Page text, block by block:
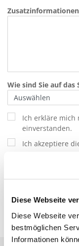
Diese Webseite
Diese Webseite
bestmöglichen
Informationen
Wie sind Sie auf
Ich erkläre mich
einverstanden.
Ich akzeptiere